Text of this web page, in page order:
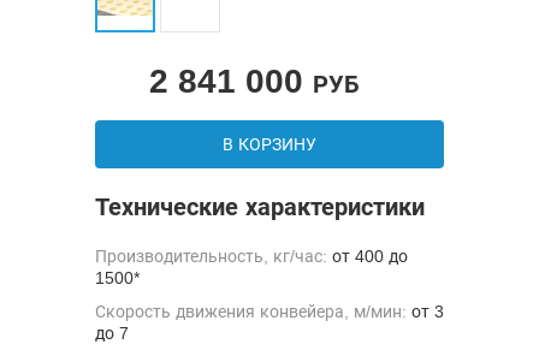
2 841 000 РУБ
В КОРЗИНУ
Технические характеристики
Производительность, кг/час: от 400 до
1500*
Скорость движения конвейера, м/мин: от 3
до 7